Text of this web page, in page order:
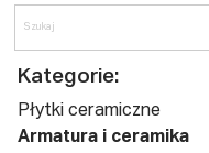
Kategorie:
Płytki ceramiczne
Armatura i ceramika